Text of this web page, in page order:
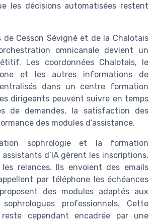
les décisions automatisées restent
de Cesson Sévigné et de la Chalotais
omnicanale devient un
Les coordonnées Chalotais, le
et les autres informations de
dans un centre formation
dirigeants peuvent suivre en temps
de demandes, la satisfaction des
des modules d’assistance.
sophrologie et la formation
assistants d’IA gèrent les inscriptions,
relances. Ils envoient des emails
par téléphone les échéances
des modules adaptés aux
professionnels. Cette
reste cependant encadrée par une